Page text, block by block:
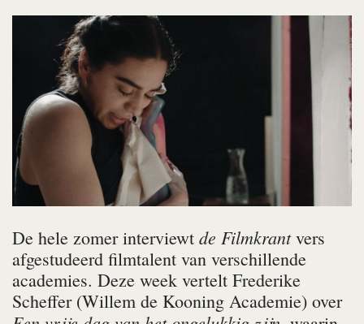
De hele zomer interviewt de Filmkrantvers
afgestudeerd filmtalent van verschillende
academies. Deze week vertelt Frederike
Scheffer (Willem de Kooning Academie) over